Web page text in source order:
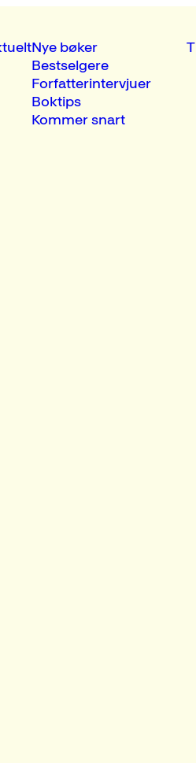
Nye bøker
Bestselgere
Forfatterintervjuer
Boktips
Kommer snart